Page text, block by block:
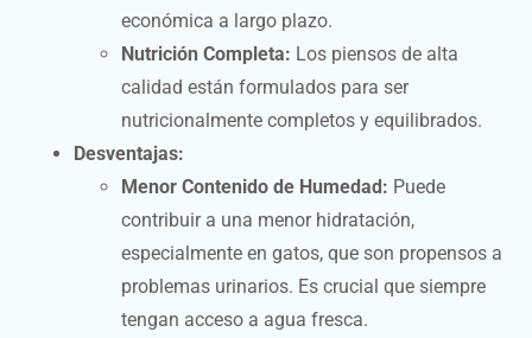
económica a largo plazo.
Nutrición Completa: Los piensos de alta
calidad están formulados para ser
nutricionalmente completos y equilibrados.
Desventajas:
Menor Contenido de Humedad: Puede
contribuir a una menor hidratación,
especialmente en gatos, que son propensos a
problemas urinarios. Es crucial que siempre
tengan acceso a agua fresca.